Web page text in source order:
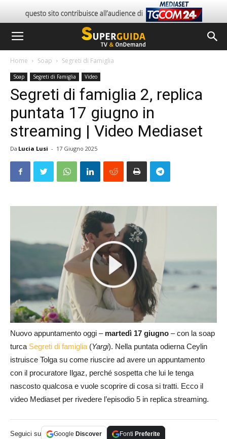
Home Soap Segreti di Famiglia
Soap Segreti di Famiglia Video
Segreti di famiglia 2, replica
puntata 17 giugno in
streaming | Video Mediaset
Da Lucia Lusi - 17 Giugno 2025
Nuovo appuntamento oggi – martedì 17 giugno – con la soap
turca Segreti di famiglia(Yargi). Nella puntata odierna Ceylin
istruisce Tolga su come riuscire ad avere un appuntamento
con il procuratore Ilgaz, perché sospetta che lui le tenga
nascosto qualcosa e vuole scoprire di cosa si tratti. Ecco il
video Mediaset per rivedere l’episodio 5 in replica streaming.
Seguici su Google Discover Fonti Preferite